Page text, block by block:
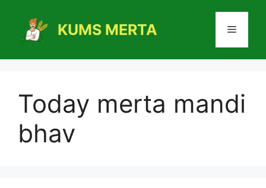
content
KUMS MERTA Menu
Today merta mandi
bhav